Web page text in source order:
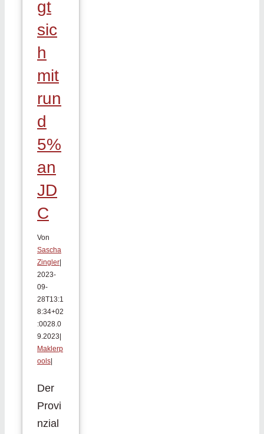
gt
sic
h
mit
run
d
5%
an
JD
C
Von
Sascha
Zingler
2023-
09-
28T13:1
8:34+02
:0028.0
9.2023
Maklerp
ools
Der
Provi
nzial